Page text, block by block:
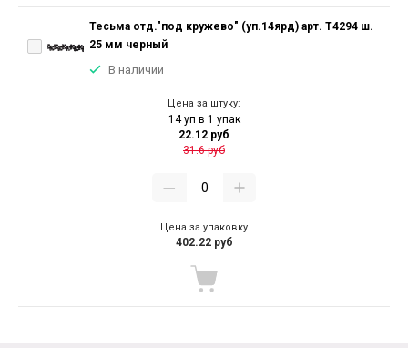
Тесьма отд."под кружево" (уп.14ярд) арт. T4294 ш.
25 мм черный
В наличии
Цена за штуку:
14 уп в 1 упак
22.12 руб
31.6 руб
Цена за упаковку
402.22 руб